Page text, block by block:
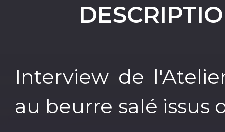
Interview de
au beurre salé issus